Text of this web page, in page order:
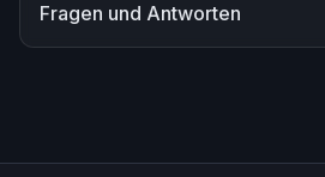
Fragen und Antworten